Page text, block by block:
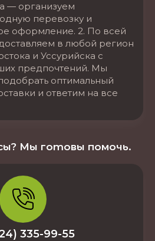
— организуем
перевозку и
оформление. 2. По всей
в любой регион
и Уссурийска с
предпочтений. Мы
оптимальный
и ответим на все
Мы готовы помочь.
335-99-55